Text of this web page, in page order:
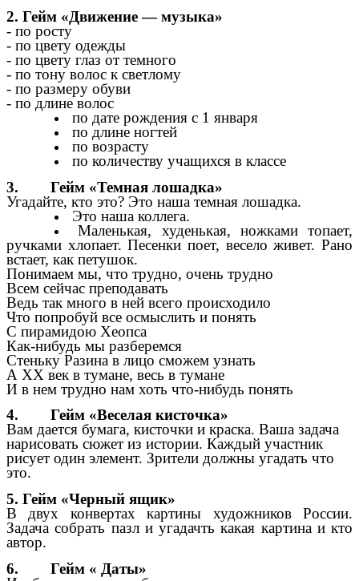
2. Гейм «Движение — музыка»
- по росту
- по цвету одежды
- по цвету глаз от темного
- по тону волос к светлому
- по размеру обуви
- по длине волос
по дате рождения с 1 января
по длине ногтей
по возрасту
по количеству учащихся в классе
3. Гейм «Темная лошадка»
Угадайте, кто это? Это наша темная лошадка.
Это наша коллега.
Маленькая, худенькая, ножками топает,
ручками хлопает. Песенки поет, весело живет. Рано
встает, как петушок.
Понимаем мы, что трудно, очень трудно
Всем сейчас преподавать
Ведь так много в ней всего происходило
Что попробуй все осмыслить и понять
С пирамидою Хеопса
Как-нибудь мы разберемся
Стеньку Разина в лицо сможем узнать
А XX век в тумане, весь в тумане
И в нем трудно нам хоть что-нибудь понять
4. Гейм «Веселая кисточка»
Вам дается бумага, кисточки и краска. Ваша задача
нарисовать сюжет из истории. Каждый участник
рисует один элемент. Зрители должны угадать что
это.
5. Гейм «Черный ящик»
В двух конвертах картины художников России.
Задача собрать пазл и угадачть какая картина и кто
автор.
6. Гейм « Даты»